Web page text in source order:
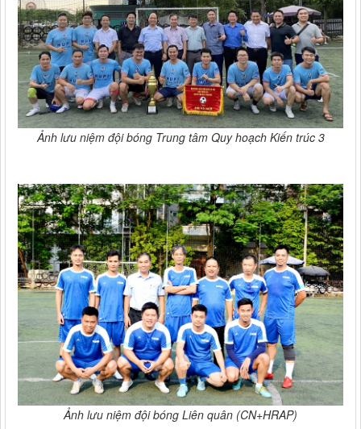
Ảnh lưu niệm đội bóng Trung tâm Quy hoạch Kiến trúc 3
Ảnh lưu niệm đội bóng Liên quân (CN+HRAP)